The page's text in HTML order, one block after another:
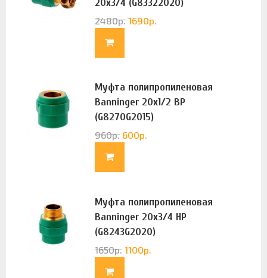
20х3/4 (G83322020)
2480р. 1690р.
Муфта полипропиленовая
Banninger 20х1/2 ВР
(G8270G2015)
960р. 600р.
Муфта полипропиленовая
Banninger 20х3/4 НР
(G8243G2020)
1650р. 1100р.